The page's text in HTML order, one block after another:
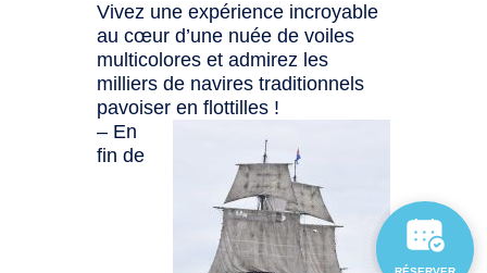
Vivez une expérience incroyable
au cœur d’une nuée de voiles
multicolores et admirez les
milliers de navires traditionnels
pavoiser en flottilles !
– En
fin de